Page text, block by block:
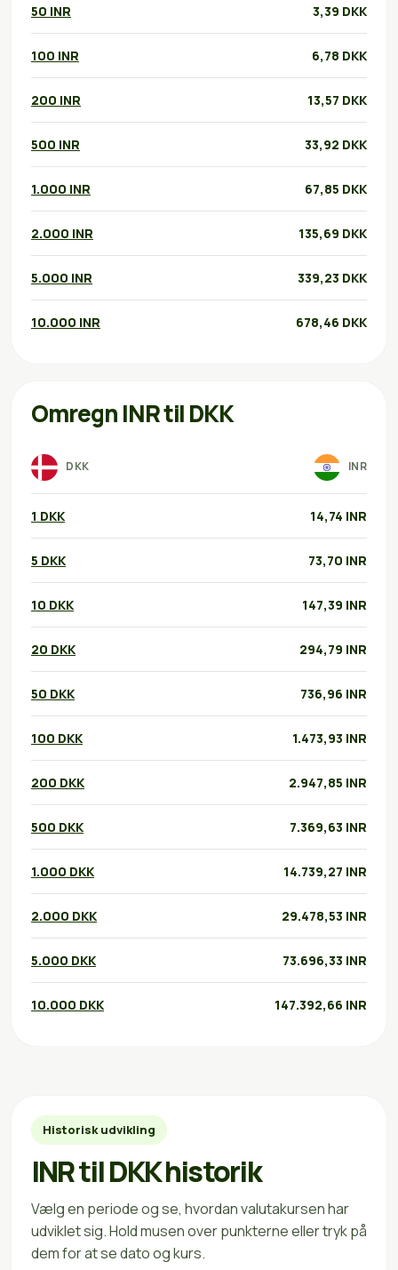
50 INR 3,39 DKK
100 INR 6,78 DKK
200 INR 13,57 DKK
500 INR 33,92 DKK
1.000 INR 67,85 DKK
2.000 INR 135,69 DKK
5.000 INR 339,23 DKK
10.000 INR 678,46 DKK
Omregn INR til DKK
DKK INR
1 DKK 14,74 INR
5 DKK 73,70 INR
10 DKK 147,39 INR
20 DKK 294,79 INR
50 DKK 736,96 INR
100 DKK 1.473,93 INR
200 DKK 2.947,85 INR
500 DKK 7.369,63 INR
1.000 DKK 14.739,27 INR
2.000 DKK 29.478,53 INR
5.000 DKK 73.696,33 INR
10.000 DKK 147.392,66 INR
Historisk udvikling
INR til DKK historik
Vælg en periode og se, hvordan valutakursen har
udviklet sig. Hold musen over punkterne eller tryk på
dem for at se dato og kurs.